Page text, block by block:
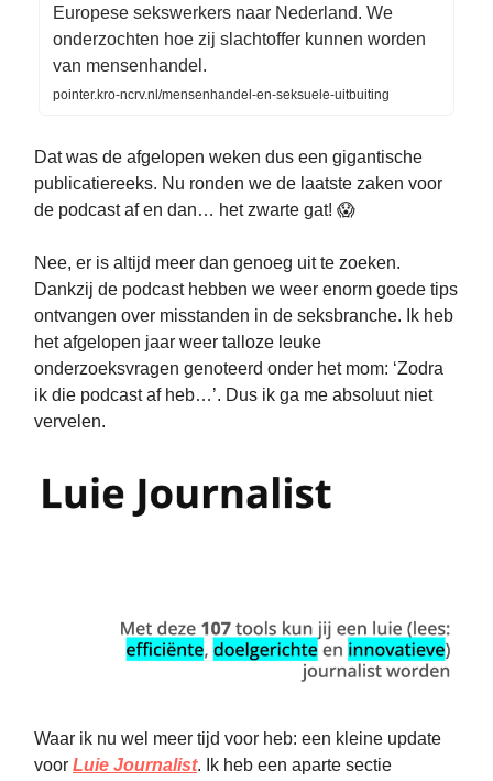
Europese sekswerkers naar Nederland. We
onderzochten hoe zij slachtoffer kunnen worden
van mensenhandel.
pointer.kro-ncrv.nl/mensenhandel-en-seksuele-uitbuiting
Dat was de afgelopen weken dus een gigantische
publicatiereeks. Nu ronden we de laatste zaken voor
de podcast af en dan… het zwarte gat! 😱
Nee, er is altijd meer dan genoeg uit te zoeken.
Dankzij de podcast hebben we weer enorm goede tips
ontvangen over misstanden in de seksbranche. Ik heb
het afgelopen jaar weer talloze leuke
onderzoeksvragen genoteerd onder het mom: ‘Zodra
ik die podcast af heb…’. Dus ik ga me absoluut niet
vervelen.
Waar ik nu wel meer tijd voor heb: een kleine update
voor Luie Journalist. Ik heb een aparte sectie